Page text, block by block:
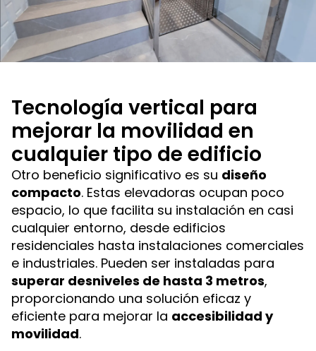
Tecnología vertical para
mejorar la movilidad en
cualquier tipo de edificio
Otro beneficio significativo es su diseño
compacto. Estas elevadoras ocupan poco
espacio, lo que facilita su instalación en casi
cualquier entorno, desde edificios
residenciales hasta instalaciones comerciales
e industriales. Pueden ser instaladas para
superar desniveles de hasta 3 metros,
proporcionando una solución eficaz y
eficiente para mejorar la accesibilidad y
movilidad.